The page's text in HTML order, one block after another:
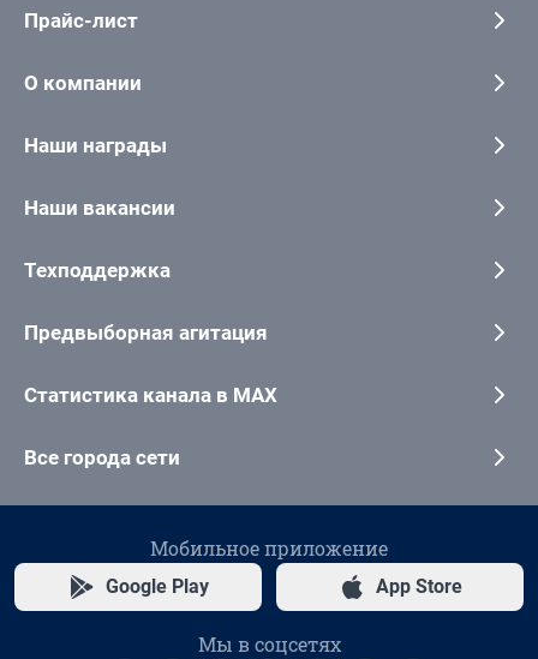
Прайс-лист
О компании
Наши награды
Наши вакансии
Техподдержка
Предвыборная агитация
Статистика канала в MAX
Все города сети
Мобильное приложение
Google Play App Store
Мы в соцсетях